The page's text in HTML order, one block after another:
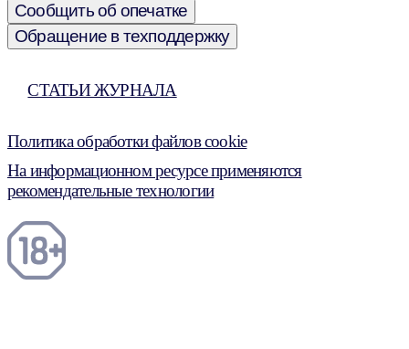
Сообщить об опечатке
Обращение в техподдержку
СТАТЬИ ЖУРНАЛА
Политика обработки файлов cookie
На информационном ресурсе применяются
рекомендательные технологии